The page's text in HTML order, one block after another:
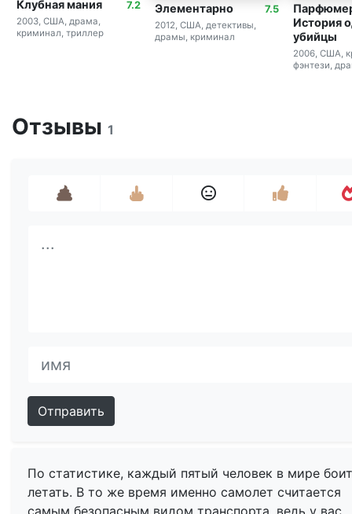
7.2
Клубная мания
2003, США, драма,
криминал, триллер
7.5
Элементарно
2012, США, детективы,
драмы, криминал
История
убийцы
2006, США,
фэнтези,
Отзывы 1
Отправить
По статистике, каждый пятый человек в мире
летать. В то же время именно самолет считается